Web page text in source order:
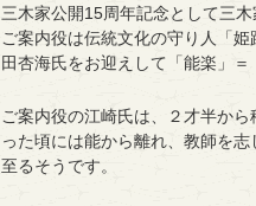
三木家公開15周年記念として三
ご案内役は伝統文化の守り人「
田杏海氏をお迎えして「能楽」
ご案内役の江崎氏は、２才半か
った頃には能から離れ、教師を
至るそうです。